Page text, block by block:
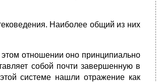
Наиболее общий из них
отношении оно принципиально
собой почти завершенную в
системе нашли отражение как